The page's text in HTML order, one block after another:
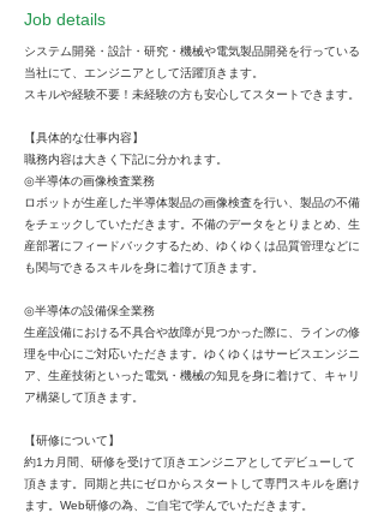
​Job details
システム開発・設計・研究・機械や電気製品開発を行っている
当社にて、エンジニアとして活躍頂きます。
スキルや経験不要！未経験の方も安心してスタートできます。
【具体的な仕事内容】
職務内容は大きく下記に分かれます。
◎半導体の画像検査業務
ロボットが生産した半導体製品の画像検査を行い、製品の不備
をチェックしていただきます。不備のデータをとりまとめ、生
産部署にフィードバックするため、ゆくゆくは品質管理などに
も関与できるスキルを身に着けて頂きます。
◎半導体の設備保全業務
生産設備における不具合や故障が見つかった際に、ラインの修
理を中心にご対応いただきます。ゆくゆくはサービスエンジニ
ア、生産技術といった電気・機械の知見を身に着けて、キャリ
ア構築して頂きます。
【研修について】
約1カ月間、研修を受けて頂きエンジニアとしてデビューして
頂きます。同期と共にゼロからスタートして専門スキルを磨け
ます。Web研修の為、ご自宅で学んでいただきます。